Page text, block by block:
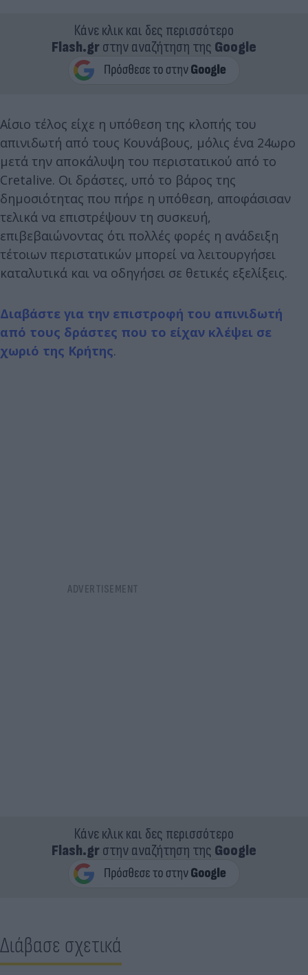
Κάνε κλικ και δες περισσότερο
Flash.grστην αναζήτηση της Google
Αίσιο τέλος είχε η υπόθεση της κλοπής του
απινιδωτή από τους Κουνάβους, μόλις ένα 24ωρο
μετά την αποκάλυψη του περιστατικού από το
Cretalive. Οι δράστες, υπό το βάρος της
δημοσιότητας που πήρε η υπόθεση, αποφάσισαν
τελικά να επιστρέψουν τη συσκευή,
επιβεβαιώνοντας ότι πολλές φορές η ανάδειξη
τέτοιων περιστατικών μπορεί να λειτουργήσει
καταλυτικά και να οδηγήσει σε θετικές εξελίξεις.
Διαβάστε για την επιστροφή του απινιδωτή
από τους δράστες που το είχαν κλέψει σε
χωριό της Κρήτης.
Κάνε κλικ και δες περισσότερο
Flash.grστην αναζήτηση της Google
Διάβασε σχετικά